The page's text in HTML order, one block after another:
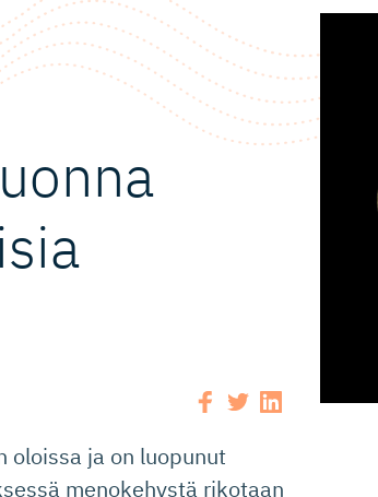
oloissa ja on luopunut
menokehystä rikotaan